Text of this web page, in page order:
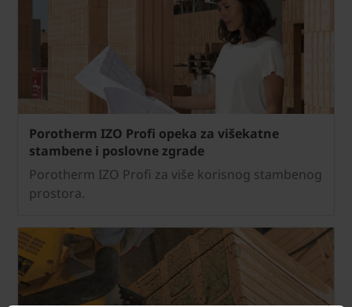
Porotherm IZO Profi opeka za višekatne
stambene i poslovne zgrade
Porotherm IZO Profi za više korisnog stambenog
prostora.